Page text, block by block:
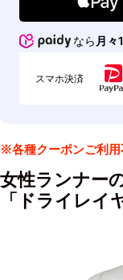
なら 月々
スマホ決済
※各種クーポンご利用
女性ランナー
「ドライレイ